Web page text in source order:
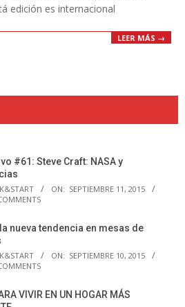
edición es internacional
LEER MÁS →
#61: Steve Craft: NASA y
ON: SEPTIEMBRE 11, 2015
nueva tendencia en mesas de
ON: SEPTIEMBRE 10, 2015
VIVIR EN UN HOGAR MÁS